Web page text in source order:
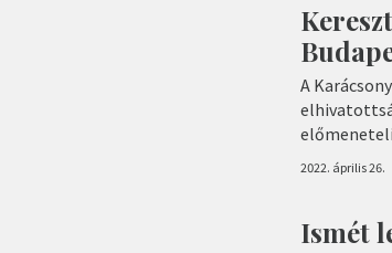
A
2022. április 26.
Ismét